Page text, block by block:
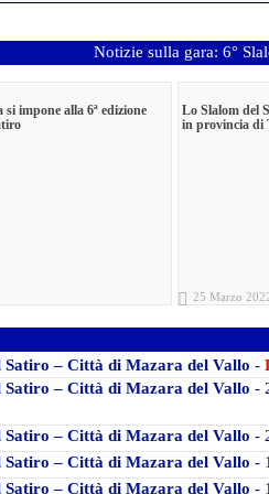
Notizie sulla gara: 6°
impone alla 6ª edizione
Lo Slalom del
in provincia di
25 Marzo
Satiro – Città di Mazara del Vallo -
Satiro – Città di Mazara del Vallo -
Satiro – Città di Mazara del Vallo -
Satiro – Città di Mazara del Vallo -
Satiro – Città di Mazara del Vallo -